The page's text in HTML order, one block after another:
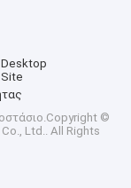
Desktop
Site
©
Ltd.. All Rights